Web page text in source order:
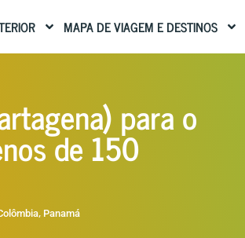
MAPA DE VIAGEM E DESTINOS
para o
de 150
, Panamá